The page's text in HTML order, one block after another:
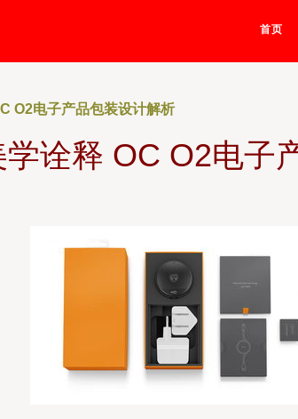
首页
O2电子产品包装设计解析
诠释 OC O2电子